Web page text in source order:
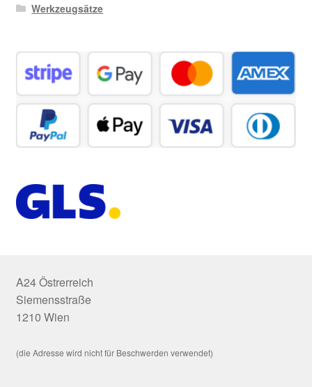
Werkzeugsätze
A24 Östrerreich
Siemensstraße
1210 Wien
(die Adresse wird nicht für Beschwerden verwendet)